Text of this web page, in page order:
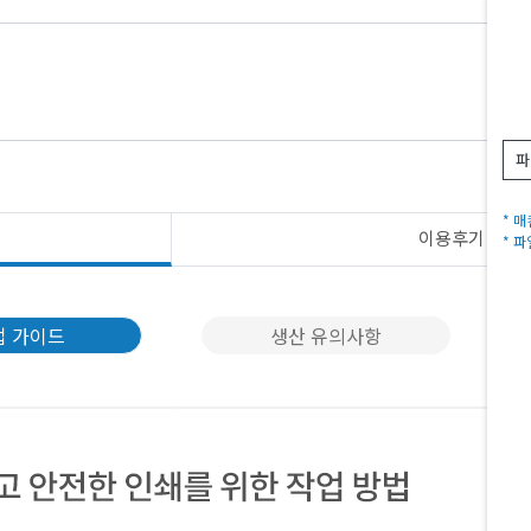
이용후기
가이드 생산 유의사항
* 매
* 파